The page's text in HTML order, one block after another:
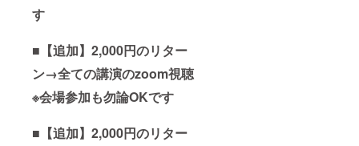
す
■【追加】2,000円のリター
ン→全ての講演のzoom視聴
※会場参加も勿論OKです
■【追加】2,000円のリター